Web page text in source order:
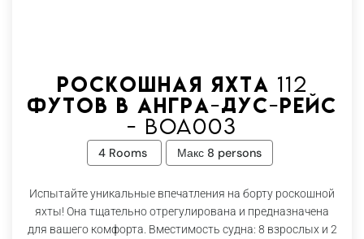
Роскошная яхта 112
футов в Ангра-дус-Рейс
- Boa003
4 Rooms Макс 8 persons
Испытайте уникальные впечатления на борту роскошной
яхты! Она тщательно отрегулирована и предназначена
для вашего комфорта. Вместимость судна: 8 взрослых и 2